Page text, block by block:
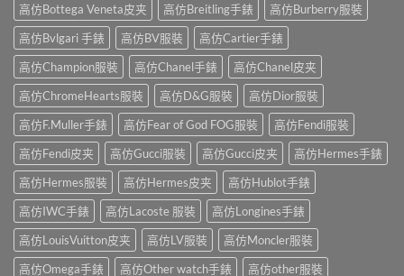
高仿Bottega Veneta皮夹
高仿Breitling手錶
高仿Burberry服裝
高仿Bvlgari 手錶
高仿BV服裝
高仿Cartier手錶
高仿Champion服裝
高仿Chanel手錶
高仿Chanel皮夹
高仿ChromeHearts服裝
高仿D&G服裝
高仿Dior服裝
高仿F.Muller手錶
高仿Fear of God FOG服裝
高仿Fendi服裝
高仿Fendi皮夹
高仿Gucci服裝 高仿Gucci皮夹
高仿Hermes手錶
高仿Hermes服裝
高仿Hermes皮夹
高仿Hublot手錶
高仿IWC手錶
高仿Lacoste 服裝
高仿Longines手錶
高仿LouisVuitton皮夹
高仿LV服裝
高仿Moncler服裝
高仿Omega手錶
高仿Other watch手錶 高仿other服裝